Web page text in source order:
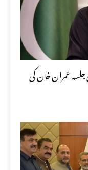
عمران خان کی